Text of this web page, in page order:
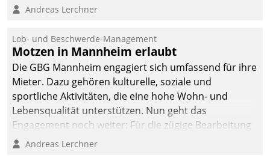
Andreas Lerchner
Lob- und Beschwerde-Management
Motzen in Mannheim erlaubt
Die GBG Mannheim engagiert sich umfassend für ihre
Mieter. Dazu gehören kulturelle, soziale und
sportliche Aktivitäten, die eine hohe Wohn- und
Lebensqualität unterstützen. Nun geht das
Engagement noch weiter: Für die zügige Bearbeitung
von Beschwerden – oder Lob – richtet das
Andreas Lerchner